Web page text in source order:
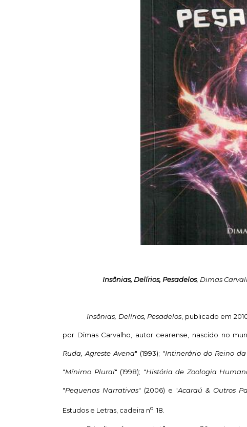
Insônias, Delírios, Pesadelos, Dimas
Insônias, Delírios, Pesadelos , publicado em
por Dimas Carvalho, autor cearense, nascido no
Ruda, Agreste Avena" (1993); "Intinerário do Reino
"Mínimo Plural" (1998); "História de Zoologia
"Pequenas Narrativas" (2006) e "Acaraú & Outros
Estudos e Letras, cadeira no . 18.